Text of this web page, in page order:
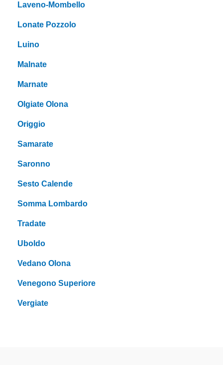
Laveno-Mombello
Lonate Pozzolo
Luino
Malnate
Marnate
Olgiate Olona
Origgio
Samarate
Saronno
Sesto Calende
Somma Lombardo
Tradate
Uboldo
Vedano Olona
Venegono Superiore
Vergiate